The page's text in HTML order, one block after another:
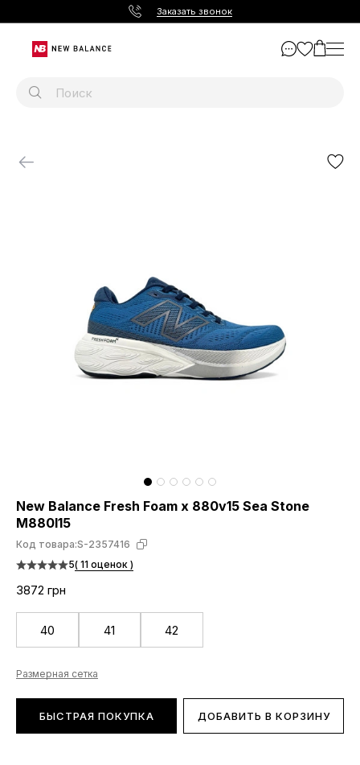
Заказать звонок
New Balance Fresh Foam x 880v15 Sea Stone
M880I15
Код товара:S-2357416
5( 11 оценок )
3872 грн
40 41 42
Размерная сетка
БЫСТРАЯ ПОКУПКА ДОБАВИТЬ В КОРЗИНУ